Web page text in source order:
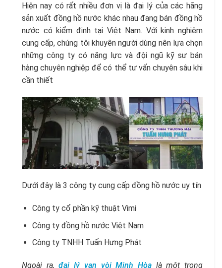
Hiện nay có rất nhiều đơn vị là đại lý của các hãng
sản xuất đồng hồ nước khác nhau đang bán đồng hồ
nước có kiểm định tại Việt Nam. Với kinh nghiệm
cung cấp, chúng tôi khuyên người dùng nên lựa chọn
những công ty có năng lực và đội ngũ kỹ sư bán
hàng chuyên nghiệp để có thể tư vấn chuyên sâu khi
cần thiết
Dưới đây là 3 công ty cung cấp đồng hồ nước uy tín
Công ty cổ phần kỹ thuật Vimi
Công ty đồng hồ nước Việt Nam
Công ty TNHH Tuấn Hưng Phát
Ngoài ra,đại lý van vòi Minh Hòalà một trong